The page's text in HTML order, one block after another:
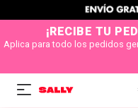
¡RECIBE TU
Aplica para todo los pedidos